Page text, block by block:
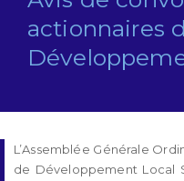
actionnaires
L’Assemblée Générale
de Développement Local